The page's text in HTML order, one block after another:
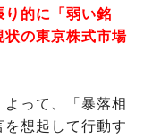
り的に「弱い銘
状の東京株式市場
って、「暴落相
想起して行動す